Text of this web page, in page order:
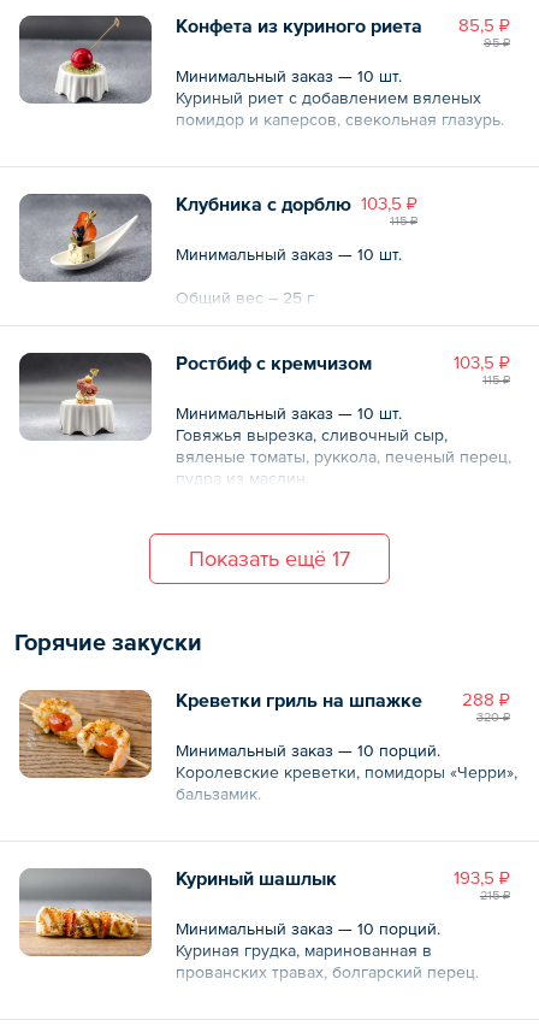
85,5 ₽
95 ₽
Конфета из куриного риета
Минимальный заказ — 10 шт.
Куриный риет с добавлением вяленых
помидор и каперсов, свекольная глазурь.
103,5 ₽
115 ₽
Клубника с дорблю
Минимальный заказ — 10 шт.
Общий вес – 25 г
103,5 ₽
115 ₽
Ростбиф с кремчизом
Минимальный заказ — 10 шт.
Говяжья вырезка, сливочный сыр,
вяленые томаты, руккола, печеный перец,
пудра из маслин.
Показать ещё 17
Горячие закуски
288 ₽
320 ₽
Креветки гриль на шпажке
Минимальный заказ — 10 порций.
Королевские креветки, помидоры «Черри»,
бальзамик.
Общий вес – 80 г
193,5 ₽
215 ₽
Куриный шашлык
Минимальный заказ — 10 порций.
Куриная грудка, маринованная в
прованских травах, болгарский перец.
Общий вес – 80 г